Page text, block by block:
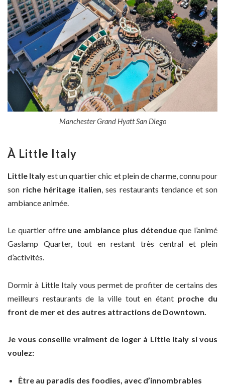
Manchester Grand Hyatt San Diego
À Little Italy
Little Italyest un quartier chic et plein de charme, connu pour
son riche héritage italien, ses restaurants tendance et son
ambiance animée.
Le quartier offre une ambiance plus détendueque l’animé
Gaslamp Quarter, tout en restant très central et plein
d’activités.
Dormir à Little Italy vous permet de profiter de certains des
meilleurs restaurants de la ville tout en étant proche du
front de mer et des autres attractions de Downtown.
Je vous conseille vraiment de loger à Little Italy si vous
voulez:
Être au paradis des foodies, avec d’innombrables